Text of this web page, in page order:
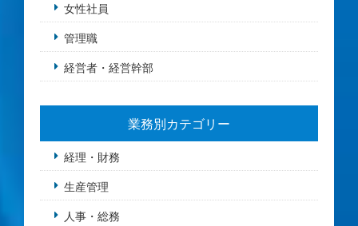
女性社員
管理職
経営者・経営幹部
業務別カテゴリー
経理・財務
生産管理
人事・総務